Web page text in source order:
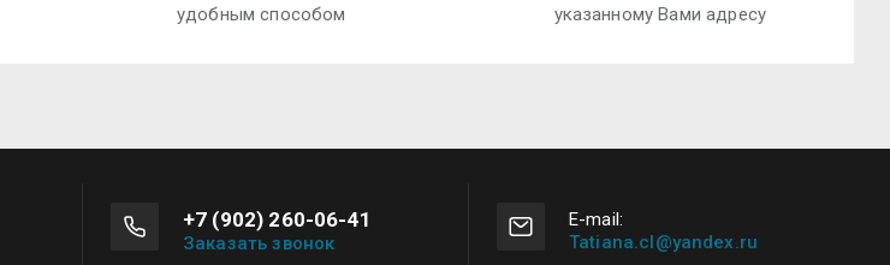
удобным способом
указанному Вами адресу
+7 (902) 260-06-41
Заказать звонок
E-mail:
Tatiana.cl@yandex.ru